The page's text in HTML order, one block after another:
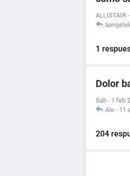
ALLISTAIR -
1
Dolor
Sali - 1 feb
Ale - 11
204